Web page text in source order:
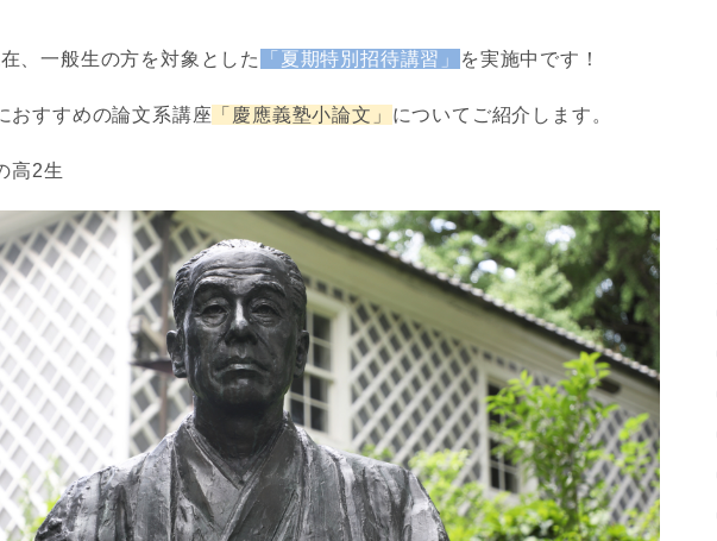
、一般生の方を対象とした 「夏期特別招待講習」 を実施中です！
おすすめの論文系講座 「慶應義塾小論文」 についてご紹介します。
高2生